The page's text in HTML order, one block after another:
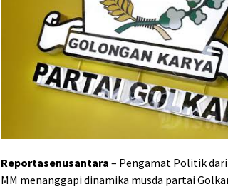
Reportasenusantara – Pengamat Politik dari
MM menanggapi dinamika musda partai